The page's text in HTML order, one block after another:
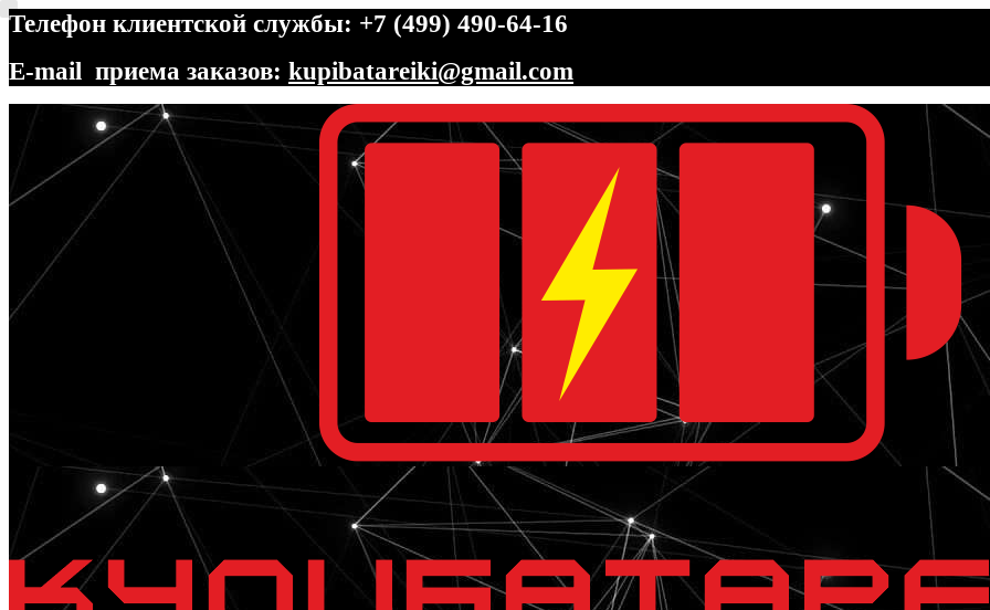
Телефон клиентской службы: +7 (499) 490-64-16
E-mail приема заказов: kupibatareiki@gmail.com
Перейти
навигации
Перейти
содержимому